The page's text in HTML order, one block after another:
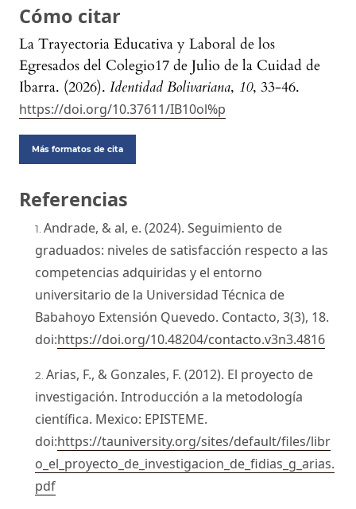
Cómo citar
La Trayectoria Educativa y Laboral de los
Egresados del Colegio17 de Julio de la Cuidad de
Ibarra. (2026). Identidad Bolivariana, 10, 33-46.
https://doi.org/10.37611/IB10ol%p
Más formatos de cita
Referencias
Andrade, & al, e. (2024). Seguimiento de
graduados: niveles de satisfacción respecto a las
competencias adquiridas y el entorno
universitario de la Universidad Técnica de
Babahoyo Extensión Quevedo. Contacto, 3(3), 18.
doi:https://doi.org/10.48204/contacto.v3n3.4816
Arias, F., & Gonzales, F. (2012). El proyecto de
investigación. Introducción a la metodología
científica. Mexico: EPISTEME.
doi:https://tauniversity.org/sites/default/files/libr
o_el_proyecto_de_investigacion_de_fidias_g_arias.
pdf